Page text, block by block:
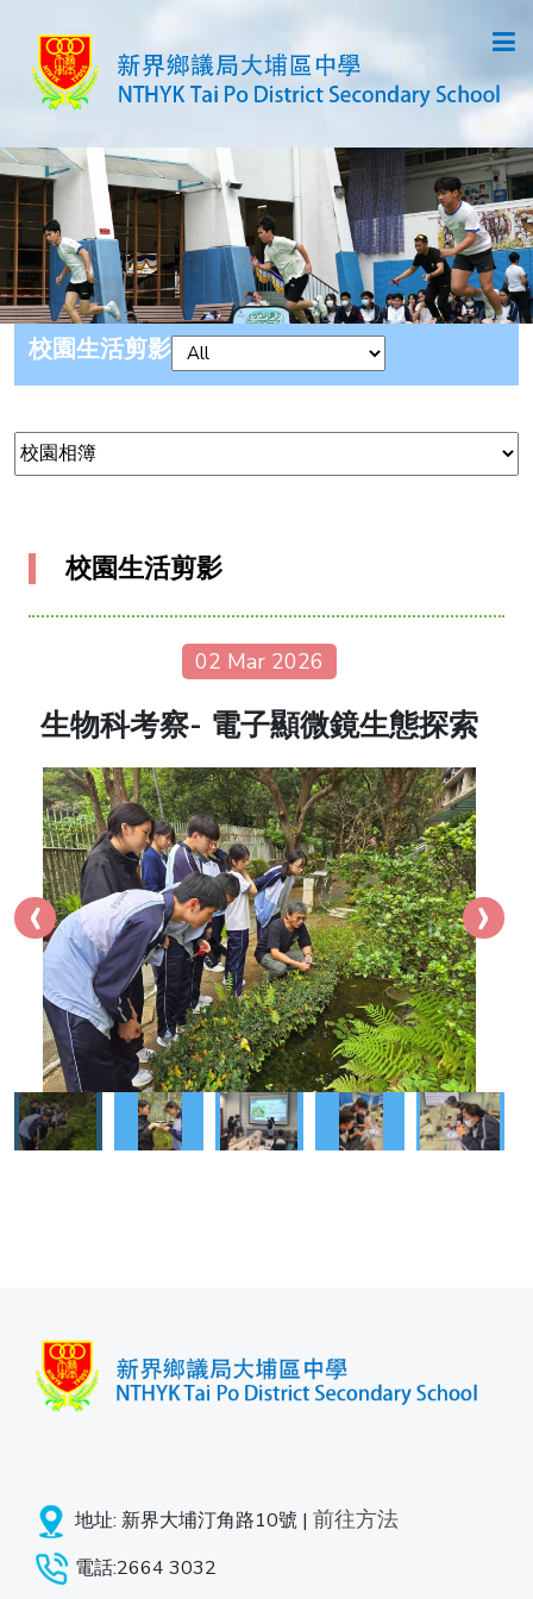
校園生活剪影
校園生活剪影
02 Mar 2026
生物科考察- 電子顯微鏡生態探索
‹ ›
地址: 新界大埔汀角路10號 | 前往方法
電話:2664 3032